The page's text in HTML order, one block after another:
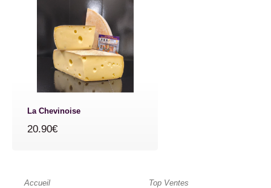
La Chevinoise
20.90€
Accueil
Top Ventes